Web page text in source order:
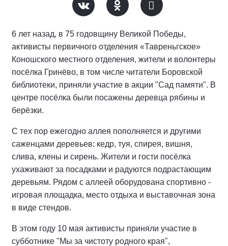
6 лет назад, в 75 годовщину Великой Победы,
активисты первичного отделения «Тавреньгское»
Коношского местного отделения, жители и волонтеры
посёлка Гринёво, в том числе читатели Боровской
библиотеки, приняли участие в акции "Сад памяти". В
центре посёлка были посажены деревца рябины и
берёзки.
С тех пор ️ежегодно аллея пополняется и другими
саженцами деревьев: кедр, туя, спирея, вишня,
слива, клены и сирень. Жители и гости посёлка
ухаживают за посадками и радуются подрастающим
деревьям. Рядом с аллеей оборудована спортивно -
игровая площадка, место отдыха и выставочная зона
в виде стендов.
В этом году 10 мая активисты приняли участие в
субботнике "Мы за чистоту родного края",